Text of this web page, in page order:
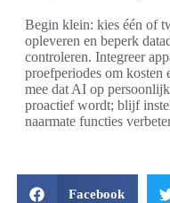
Begin klein: kies één of
opleveren en beperk
controleren. Integreer
proefperiodes om kosten
mee dat AI op
proactief wordt; blijf
naarmate functies
Facebook